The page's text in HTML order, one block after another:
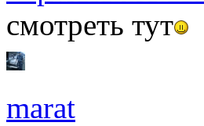
смотреть тут
marat